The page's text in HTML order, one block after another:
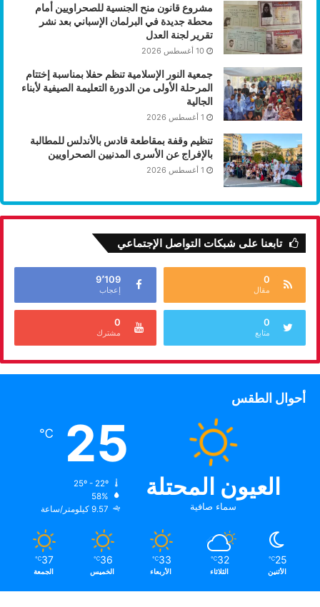
مشروع قانون منح الجنسية للصحراويين أمام
محطة جديدة في البرلمان الإسباني بعد نشر
تقرير لجنة العدل
10 أغسطس 2026
جمعية النور الإسلامية تنظم حفلا بمناسبة إختتام
المرحلة الأولى من الدورة التعليمة الصيفية لأبناء
الجالية
1 أغسطس 2026
تنظيم وقفة بمقاطعة قادس بالأندلس للمطالبة
بالإفراج عن الأسرى المدنيين الصحراويين
1 أغسطس 2026
تابعنا على شبكات التواصل الإجتماعي
0
مقال
9٬109
إعجاب
0
متابع
0
مشترك
أحوال الطقس
العيون المحتلة
سماء صافية
25
℃
58%
9.57 كيلومتر/ساعة
25
℃
الأثنين
32
℃
الثلاثاء
33
℃
الأربعاء
36
℃
الخميس
37
℃
الجمعة